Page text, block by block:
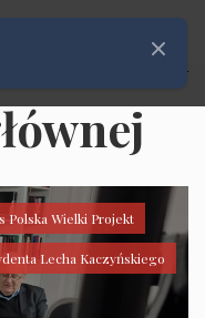
Polska Wielki Projekt
Lecha Kaczyńskiego
Zamknij